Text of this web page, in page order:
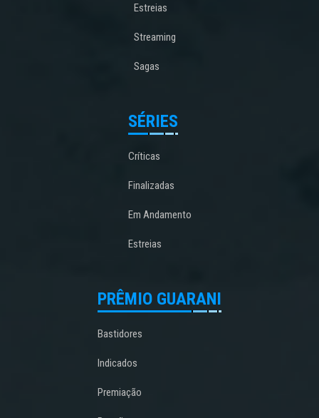
Estreias
Streaming
Sagas
SÉRIES
Críticas
Finalizadas
Em Andamento
Estreias
PRÊMIO GUARANI
Bastidores
Indicados
Premiação